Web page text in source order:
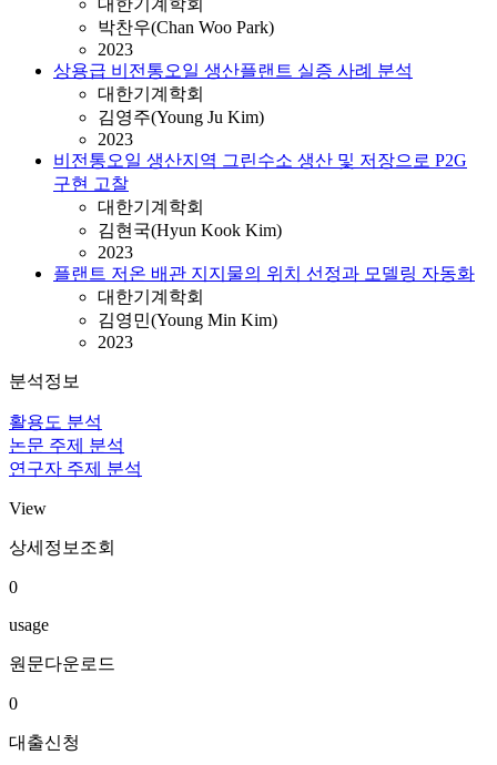
대한기계학회
박찬우(Chan Woo Park)
2023
상용급 비전통오일 생산플랜트 실증 사례 분석
대한기계학회
김영주(Young Ju Kim)
2023
비전통오일 생산지역 그린수소 생산 및 저장으로 P2G
구현 고찰
대한기계학회
김현국(Hyun Kook Kim)
2023
플랜트 저온 배관 지지물의 위치 선정과 모델링 자동화
대한기계학회
김영민(Young Min Kim)
2023
분석정보
활용도 분석
논문 주제 분석
연구자 주제 분석
View
상세정보조회
0
usage
원문다운로드
0
대출신청